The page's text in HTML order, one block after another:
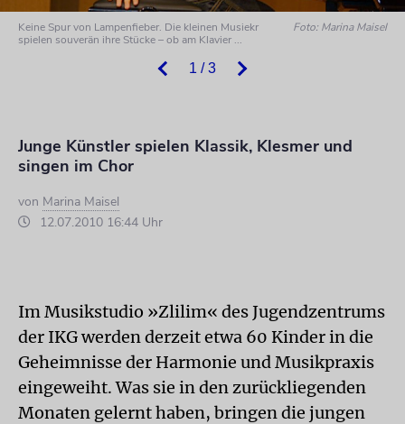
1 / 3
Keine Spur von Lampenfieber. Die kleinen Musiekr
spielen souverän ihre Stücke – ob am Klavier ...
Foto: Marina Maisel
Junge Künstler spielen Klassik, Klesmer und
singen im Chor
von Marina Maisel
12.07.2010 16:44 Uhr
Im Musikstudio »Zlilim« des Jugendzentrums
der IKG werden derzeit etwa 60 Kinder in die
Geheimnisse der Harmonie und Musikpraxis
eingeweiht. Was sie in den zurückliegenden
Monaten gelernt haben, bringen die jungen